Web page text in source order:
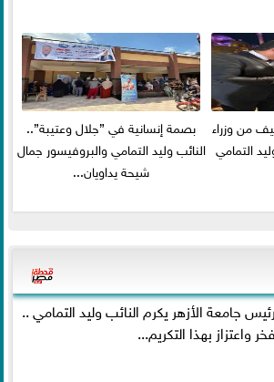
من وزراء
التمامي
بصمة إنسانية في ”جلال وعتيبة”..
النائب وليد التمامي والبروفيسور جمال
شيحة يداويان...
رئيس جامعة الأزهر يكرم النائب وليد التمامي ..
فخر واعتزاز بهذا التكريم...